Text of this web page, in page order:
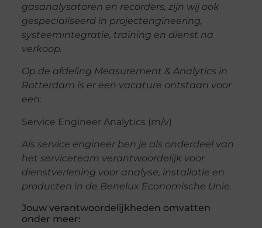
gasanalysatoren en recorders, zijn wij ook
gespecialiseerd in projectengineering,
systeemintegratie, training en dienst na
verkoop.
Op de afdeling Measurement & Analytics in
Rotterdam is er een vacature ontstaan voor
een:
Service Engineer Analytics (m/v)
Als service engineer ben je als onderdeel van
het serviceteam verantwoordelijk voor
dienstverlening voor analyse, installatie en
producten in de Benelux Economische Unie.
Jouw verantwoordelijkheden omvatten
onder meer: